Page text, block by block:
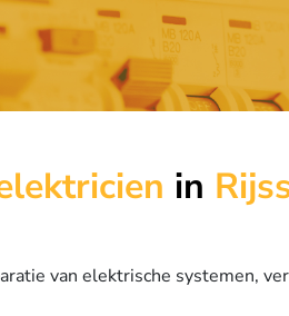
in
van elektrische systemen,